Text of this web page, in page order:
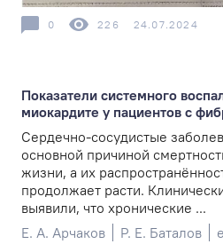
0 226 24.07.2024
Показатели системного
миокардите у пациентов с
Сердечно-сосудистые
основной причиной
жизни, а их
продолжает расти.
выявили, что хронические ...
Е. А. Арчаков
Р. Е. Баталов